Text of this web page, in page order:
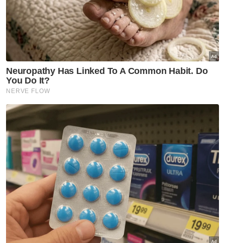
Kontroversi pelancong Malaysia di China turut
dilaporkan media AS
Tulisan ini bukan untuk mengkritik,
memalukan atau menuding jari kepada
sesiapa, sebaliknya kita jadikan sebagai
pengajaran dan panduan untuk kita semua.